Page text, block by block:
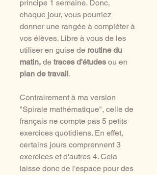
principe 1 semaine. Donc,
chaque jour, vous pourriez
donner une rangée à compléter à
vos élèves. Libre à vous de les
utiliser en guise de routine du
matin, de traces d'études ou en
plan de travail.
Contrairement à ma version
"Spirale mathématique", celle de
français ne compte pas 5 petits
exercices quotidiens. En effet,
certains jours comprennent 3
exercices et d'autres 4. Cela
laisse donc de l'espace pour des